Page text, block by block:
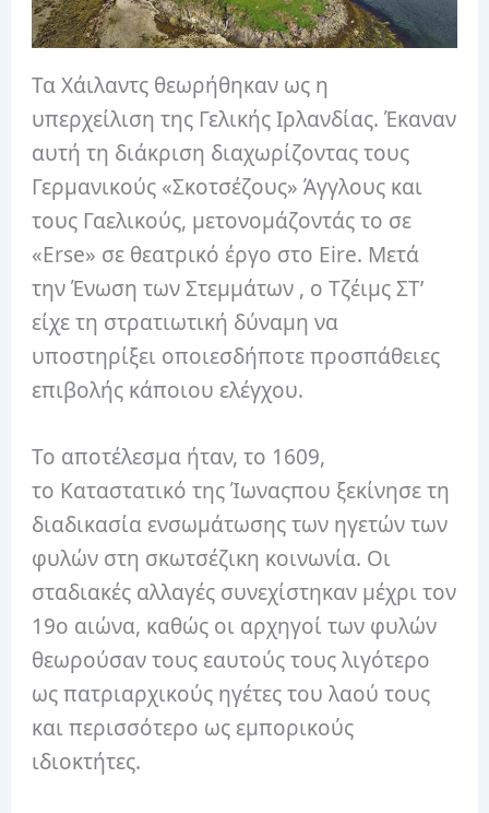
Τα Χάιλαντς θεωρήθηκαν ως η
υπερχείλιση της Γελικής Ιρλανδίας. Έκαναν
αυτή τη διάκριση διαχωρίζοντας τους
Γερμανικούς «Σκοτσέζους» Άγγλους και
τους Γαελικούς, μετονομάζοντάς το σε
«Erse» σε θεατρικό έργο στο Eire. Μετά
την Ένωση των Στεμμάτων , ο Τζέιμς ΣΤ’
είχε τη στρατιωτική δύναμη να
υποστηρίξει οποιεσδήποτε προσπάθειες
επιβολής κάποιου ελέγχου.
Το αποτέλεσμα ήταν, το 1609,
το Καταστατικό της Ίωναςπου ξεκίνησε τη
διαδικασία ενσωμάτωσης των ηγετών των
φυλών στη σκωτσέζικη κοινωνία. Οι
σταδιακές αλλαγές συνεχίστηκαν μέχρι τον
19ο αιώνα, καθώς οι αρχηγοί των φυλών
θεωρούσαν τους εαυτούς τους λιγότερο
ως πατριαρχικούς ηγέτες του λαού τους
και περισσότερο ως εμπορικούς
ιδιοκτήτες.